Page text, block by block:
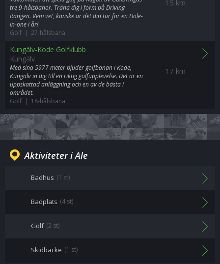
15 km
tre 9-hålsbanor. Träna dig i form på Driving
Rangen. Vem vet, kanske är det din tur för en Hole-
in-one i år!
Golf | 27-hålsbana
17 km
Kungälv-Kode Golfklubb
Kungälv
Med sina 5977 meter bjuder golfbanan i Kode,
Kungälv in dig till en riktig golfupplevelse. Det är en
uppskattad anläggning och en av de bästa i
området.
Golf | 18-hålsbana
Aktiviteter i Ale
Badhus (1 st)
Badplats (4 st)
Golf (2 st)
Skidbacke (1 st)